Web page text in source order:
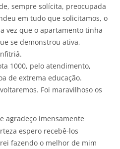
sempre solícita, preocupada
em tudo que solicitamos, o
vez que o apartamento tinha
se demonstrou ativa,
1000, pelo atendimento,
de extrema educação.
Foi maravilhoso os
agradeço imensamente
espero recebê-los
fazendo o melhor de mim